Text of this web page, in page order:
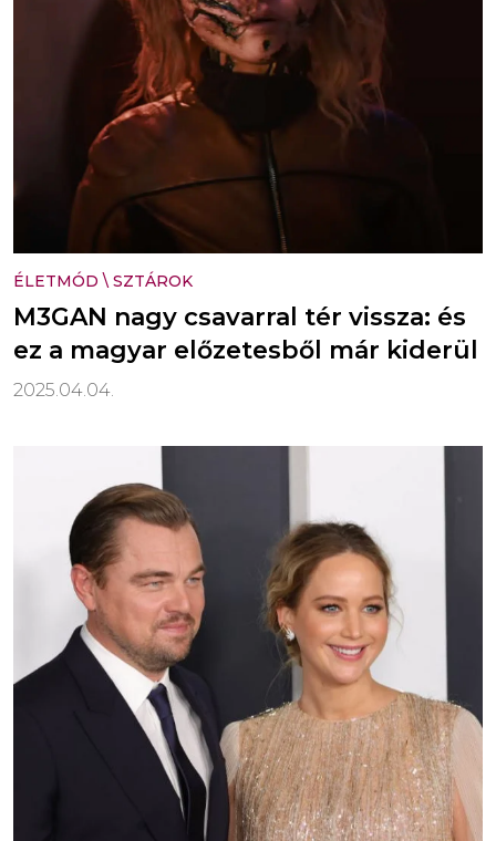
ÉLETMÓD \ SZTÁROK
M3GAN nagy csavarral tér vissza: és
ez a magyar előzetesből már kiderül
2025.04.04.